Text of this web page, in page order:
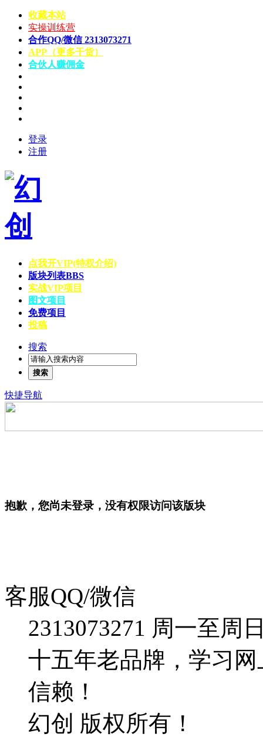
收藏本站
实操训练营
合作QQ/微信 2313073271
APP（更多干货）
合伙人赚佣金
登录
注册
点我开VIP(特权介绍)
版块列表BBS
实战VIP项目
图文项目
免费项目
投稿
搜索
搜索
快捷导航
抱歉，您尚未登录，没有权限访问该版块
客服QQ/微信
2313073271 周一至周
十五年老品牌，学习
信赖！
幻创 版权所有！